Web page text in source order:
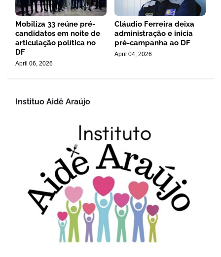
Mobiliza 33 reúne pré-
candidatos em noite de
articulação política no
DF
April 06, 2026
Cláudio Ferreira deixa
administração e inicia
pré-campanha ao DF
April 04, 2026
Instituo Aidê Araújo